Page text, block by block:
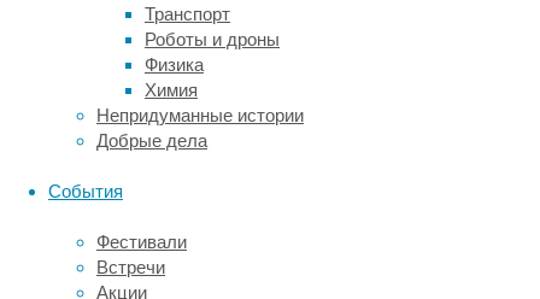
Транспорт
Роботы и дроны
Физика
Химия
Непридуманные истории
Добрые дела
События
Фестивали
Встречи
Акции
независимо
подтвердили
лаборатории
Стэнфордского
университета
(США),
подробные
этого
исследования